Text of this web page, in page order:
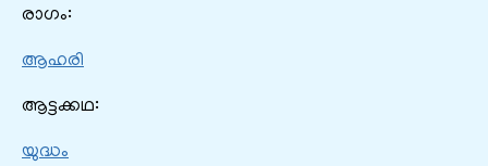
രാഗം:
ആഹരി
ആട്ടക്കഥ:
യുദ്ധം